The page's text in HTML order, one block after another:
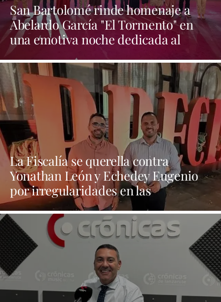
San Bartolomé rinde homenaje a
Abelardo García "El Tormento" en
una emotiva noche dedicada al
folclore canario
La Fiscalía se querella contra
Yonathan León y Echedey Eugenio
por irregularidades en las
contrataciones de las fiestas